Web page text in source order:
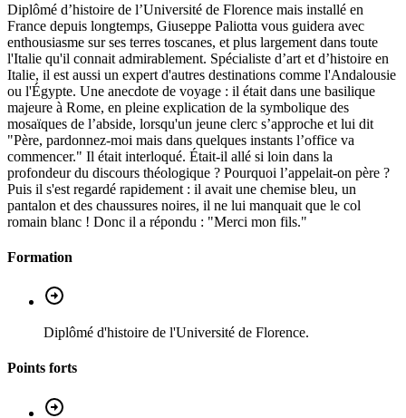
Diplômé d’histoire de l’Université de Florence mais installé en
France depuis longtemps, Giuseppe Paliotta vous guidera avec
enthousiasme sur ses terres toscanes, et plus largement dans toute
l'Italie qu'il connait admirablement. Spécialiste d’art et d’histoire en
Italie, il est aussi un expert d'autres destinations comme l'Andalousie
ou l'Égypte. Une anecdote de voyage : il était dans une basilique
majeure à Rome, en pleine explication de la symbolique des
mosaïques de l’abside, lorsqu'un jeune clerc s’approche et lui dit
"Père, pardonnez-moi mais dans quelques instants l’office va
commencer." Il était interloqué. Était-il allé si loin dans la
profondeur du discours théologique ? Pourquoi l’appelait-on père ?
Puis il s'est regardé rapidement : il avait une chemise bleu, un
pantalon et des chaussures noires, il ne lui manquait que le col
romain blanc ! Donc il a répondu : "Merci mon fils."
Formation
Diplômé d'histoire de l'Université de Florence.
Points forts